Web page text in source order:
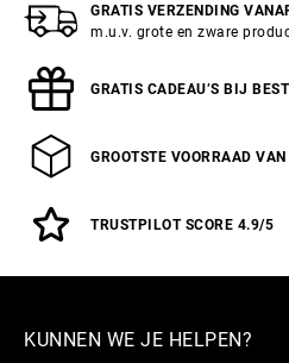
GRATIS VERZENDING
m.u.v. grote en zware
GRATIS CADEAU’S BIJ
GROOTSTE VOORRAAD
TRUSTPILOT SCORE 4.9/5
KUNNEN WE JE HELPEN?